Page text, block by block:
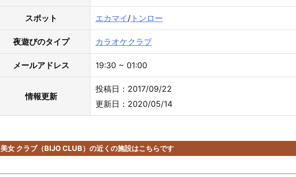
スポット エカマイ / トンロー
夜遊びのタイプ カラオケクラブ
メールアドレス 19:30 ~ 01:00
情報更新
投稿日：2017/09/22
更新日：2020/05/14
美女 クラブ（BIJO CLUB）の近くの施設はこちらです